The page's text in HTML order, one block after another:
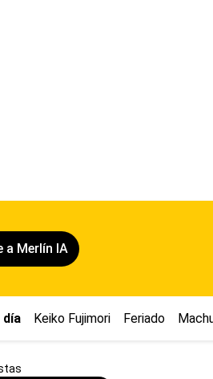
a Merlín IA
día Keiko Fujimori Feriado